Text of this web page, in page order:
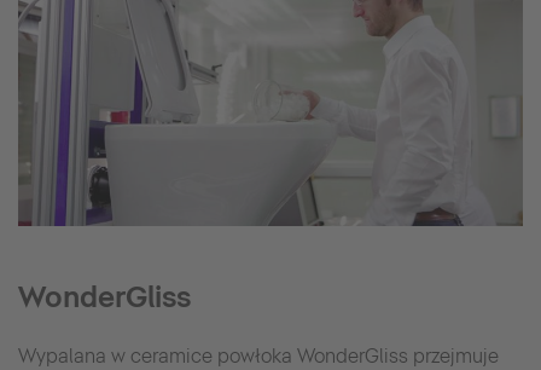
WonderGliss
Wypalana w ceramice powłoka WonderGliss przejmuje